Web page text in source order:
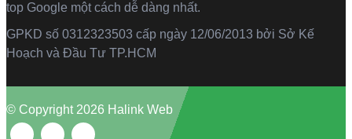
top Google một cách dễ dàng nhất.
GPKD số 0312323503 cấp ngày 12/06/2013 bởi Sở Kế
Hoạch và Đầu Tư TP.HCM
© Copyright 2026 Halink Web